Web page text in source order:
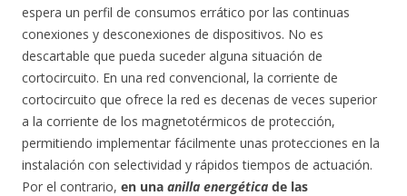
espera un perfil de consumos errático por las continuas
conexiones y desconexiones de dispositivos. No es
descartable que pueda suceder alguna situación de
cortocircuito. En una red convencional, la corriente de
cortocircuito que ofrece la red es decenas de veces superior
a la corriente de los magnetotérmicos de protección,
permitiendo implementar fácilmente unas protecciones en la
instalación con selectividad y rápidos tiempos de actuación.
Por el contrario, en una anilla energética de las